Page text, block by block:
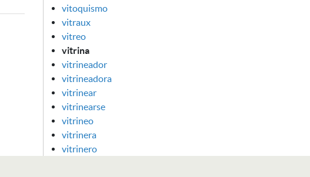
vitoquismo
vitraux
vitreo
vitrina
vitrineador
vitrineadora
vitrinear
vitrinearse
vitrineo
vitrinera
vitrinero